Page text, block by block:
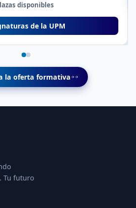
disponibles
de la UPM
la oferta formativa
Tu futuro